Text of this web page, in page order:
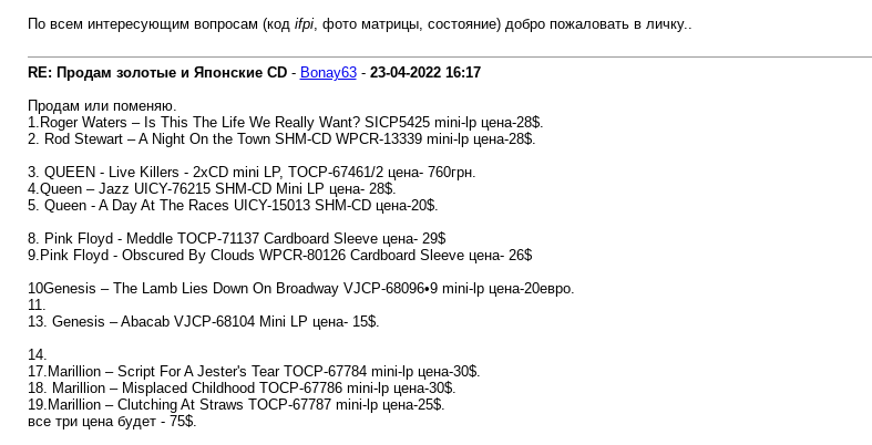
По всем интересующим вопросам (код ifpi, фото матрицы, состояние) добро пожаловать в личку..
RE: Продам золотые и Японские CD- Bonay63- 23-04-2022 16:17
Продам или поменяю.
1.Roger Waters – Is This The Life We Really Want? SICP5425 mini-lp цена-28$.
2. Rod Stewart – A Night On the Town SHM-CD WPCR-13339 mini-lp цена-28$.
3. QUEEN - Live Killers - 2xCD mini LP, TOCP-67461/2 цена- 760грн.
4.Queen – Jazz UICY-76215 SHM-CD Mini LP цена- 28$.
5. Queen - A Day At The Races UICY-15013 SHM-CD цена-20$.
8. Pink Floyd - Meddle TOCP-71137 Cardboard Sleeve цена- 29$
9.Pink Floyd - Obscured By Clouds WPCR-80126 Cardboard Sleeve цена- 26$
10Genesis ‎– The Lamb Lies Down On Broadway VJCP-68096•9 mini-lp цена-20евро.
11.
13. Genesis – Abacab VJCP-68104 Mini LP цена- 15$.
14.
17.Marillion – Script For A Jester's Tear TOCP-67784 mini-lp цена-30$.
18. Marillion – Misplaced Childhood TOCP-67786 mini-lp цена-30$.
19.Marillion – Clutching At Straws TOCP-67787 mini-lp цена-25$.
все три цена будет - 75$.